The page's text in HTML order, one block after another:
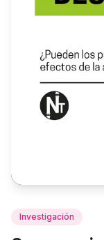
Investigación